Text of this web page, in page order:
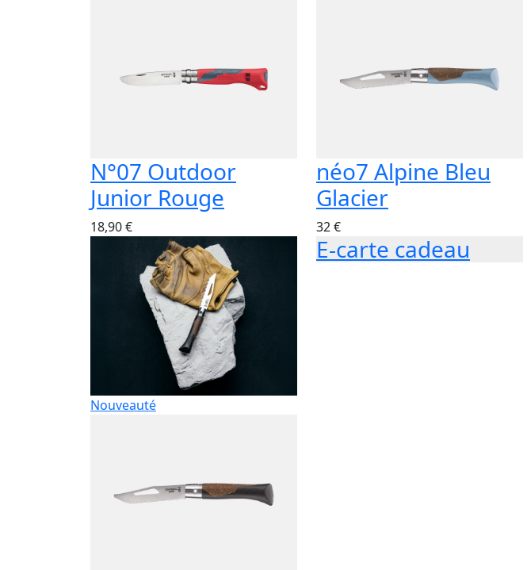
N°07 Outdoor
Junior Rouge
18,90 €
néo7 Alpine Bleu
Glacier
32 €
Nouveauté
E-carte cadeau